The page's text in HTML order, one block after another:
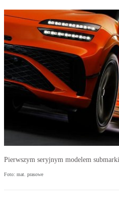
Pierwszym seryjnym modelem
Foto: mat. prasowe